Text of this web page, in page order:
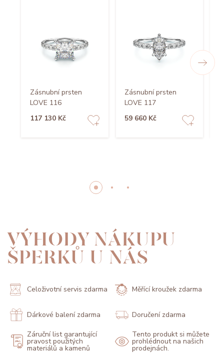
Zásnubní prsten
LOVE 116
117 130 Kč
Zásnubní prsten
LOVE 117
59 660 Kč
VÝHODY NÁKUPU
ŠPERKŮ U NÁS
Celoživotní servis zdarma Měřící kroužek zdarma
Dárkové balení zdarma Doručení zdarma
Záruční list garantující
pravost použitých
materiálů a kamenů
Tento produkt si můžete
prohlédnout na našich
prodejnách.